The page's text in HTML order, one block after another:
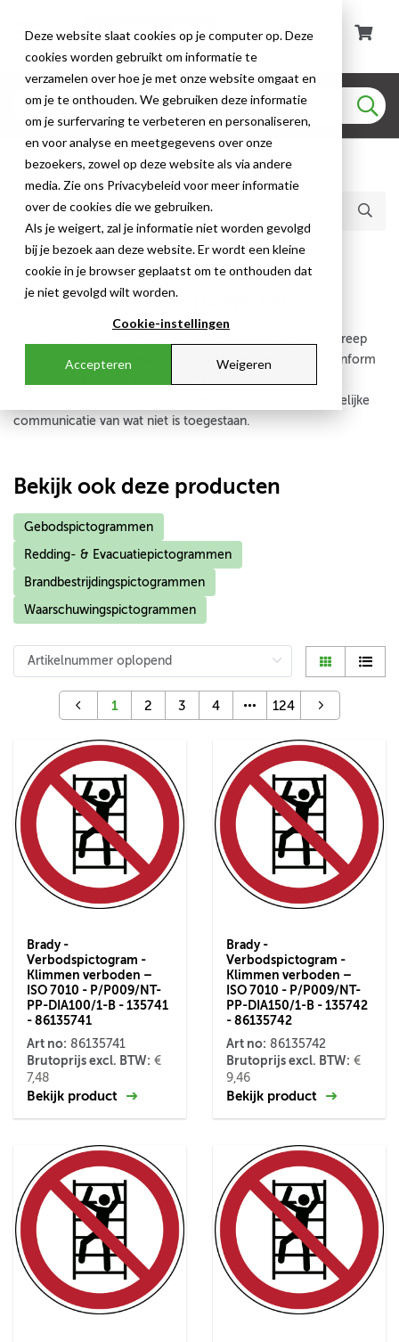
Deze website slaat cookies op je computer op. Deze
cookies worden gebruikt om informatie te
verzamelen over hoe je met onze website omgaat en
om je te onthouden. We gebruiken deze informatie
om je surfervaring te verbeteren en personaliseren,
en voor analyse en meetgegevens over onze
bezoekers, zowel op deze website als via andere
media. Zie ons Privacybeleid voor meer informatie
over de cookies die we gebruiken.
Als je weigert, zal je informatie niet worden gevolgd
bij je bezoek aan deze website. Er wordt een kleine
cookie in je browser geplaatst om te onthouden dat
je niet gevolgd wilt worden.
Cookie-instellingen
Accepteren Weigeren
Huidige producten (1857)
Veiligheidspictogrammen
VERBODSPICTOGRAMMEN
Verbodspictogrammen zijn rode borden met diagonale streep
die gevaarlijke of ongewenste handelingen verbieden. Conform
verplicht op werkplekken conform de Arbowet voor duidelijke
communicatie van wat niet is toegestaan.
Bekijk ook deze producten
Gebodspictogrammen
Redding- & Evacuatiepictogrammen
Brandbestrijdingspictogrammen
Waarschuwingspictogrammen
1 2 3 4 124
Brady -
Verbodspictogram -
Klimmen verboden –
ISO 7010 - P/P009/NT-
PP-DIA100/1-B - 135741
- 86135741
Art no: 86135741
Brutoprijs excl. BTW: €
7,48
Bekijk product
Brady -
Verbodspictogram -
Klimmen verboden –
ISO 7010 - P/P009/NT-
PP-DIA150/1-B - 135742
- 86135742
Art no: 86135742
Brutoprijs excl. BTW: €
9,46
Bekijk product